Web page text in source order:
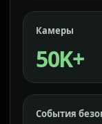
Камеры
50K+
События